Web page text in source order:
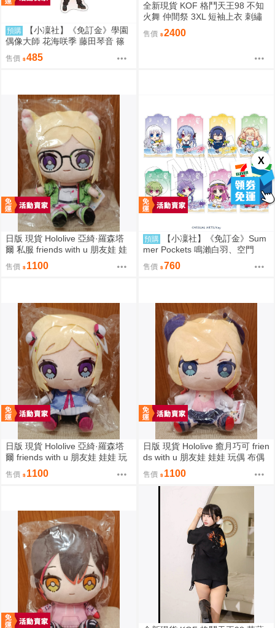
X
預購
【小凜社】《免訂金》學園
偶像大師 花海咲季 藤田琴音 篠
澤廣 ECLIPSE LIGHT 吊飾 桌上
小旗
售價 485
全新現貨 KOF 格鬥天王98 不知
火舞 仲間祭 3XL 短袖上衣 刺繡
限定聯名
售價 2400
日版 現貨 Hololive 亞綺·羅森塔
爾 私服 friends with u 朋友娃 娃
娃 玩偶 布偶 亞綺羅森 Akirose
アキ・ローゼンタール
售價 1100
預購
【小凜社】《免訂金》Sum
mer Pockets 鳴瀨白羽、空門
蒼、久島鷗、紬溫達斯 壓克力立
牌 吊飾 壓克力御守
售價 760
日版 現貨 Hololive 亞綺·羅森塔
爾 friends with u 朋友娃 娃娃 玩
偶 布偶 亞綺羅森 Akirose アキ・
ローゼンタール
售價 1100
日版 現貨 Hololive 癒月巧可 frien
ds with u 朋友娃 娃娃 玩偶 布偶
癒月ちょこ
售價 1100